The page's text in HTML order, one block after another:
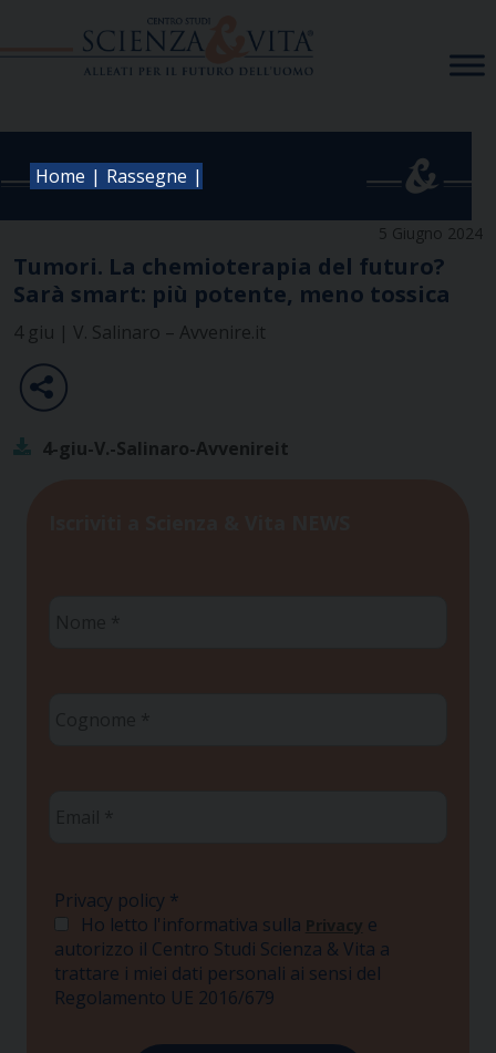
Home | Rassegne |
5 Giugno 2024
Tumori. La chemioterapia del futuro?
Sarà smart: più potente, meno tossica
4 giu | V. Salinaro – Avvenire.it
4-giu-V.-Salinaro-Avvenireit
Privacy policy *
Ho letto l'informativa sulla Privacy e
autorizzo il Centro Studi Scienza & Vita a
trattare i miei dati personali ai sensi del
Regolamento UE 2016/679